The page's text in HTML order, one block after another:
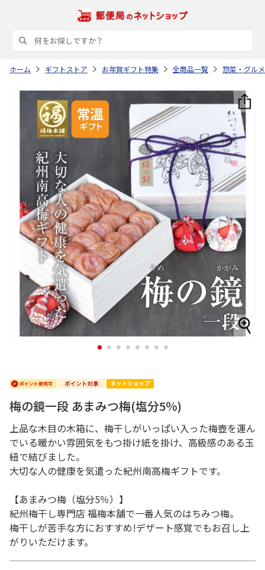
ホーム ギフトストア お年賀ギフト特集 全商品一覧 惣菜・グルメ
1 2 3 4 5 6 7 8
梅の鏡一段 あまみつ梅(塩分5％)
上品な木目の木箱に、梅干しがいっぱい入った梅壺を運ん
でいる暖かい雰囲気をもつ掛け紙を掛け、高級感のある玉
紐で結びました。
大切な人の健康を気遣った紀州南高梅ギフトです。
【あまみつ梅（塩分5％）】
紀州梅干し専門店 福梅本舗で一番人気のはちみつ梅。
梅干しが苦手な方におすすめ!デザート感覚でもお召し上
がりいただけます。